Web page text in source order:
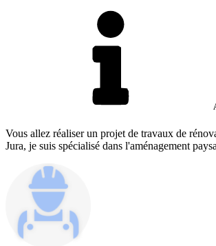
Vous allez réaliser un projet de travaux de
Jura, je suis spécialisé dans l'aménagement